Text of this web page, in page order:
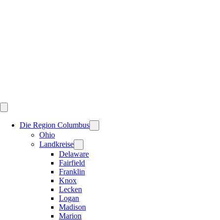
Die Region Columbus
Ohio
Landkreise
Delaware
Fairfield
Franklin
Knox
Lecken
Logan
Madison
Marion